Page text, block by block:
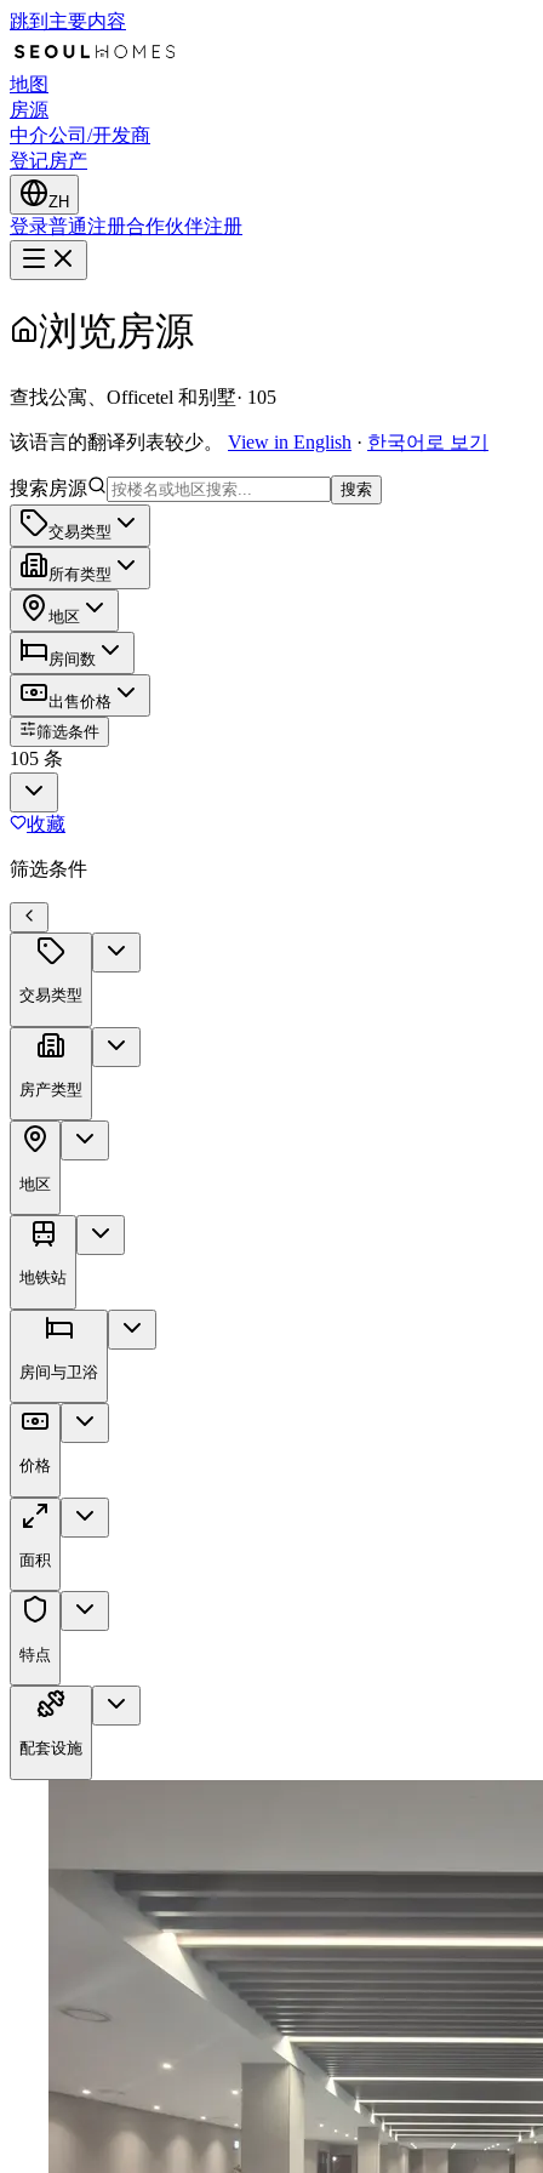
跳到主要内容
地图
房源
中介公司/开发商
登记房产
ZH
登录普通注册合作伙伴注册
浏览房源
查找公寓、Officetel 和别墅· 105
该语言的翻译列表较少。 View in English · 한국어로 보기
搜索房源 搜索
交易类型
所有类型
地区
房间数
出售价格
筛选条件
105 条
收藏
筛选条件
交易类型
房产类型
地区
地铁站
房间与卫浴
价格
面积
特点
配套设施